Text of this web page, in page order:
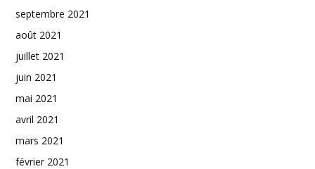
septembre 2021
août 2021
juillet 2021
juin 2021
mai 2021
avril 2021
mars 2021
février 2021